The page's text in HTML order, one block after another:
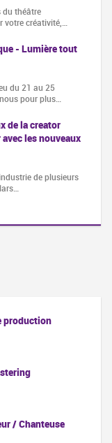
du théâtre
créativité,…
- Lumière tout
du 21 au 25
pour plus…
de la creator
les nouveaux
de plusieurs
production
/ Chanteuse